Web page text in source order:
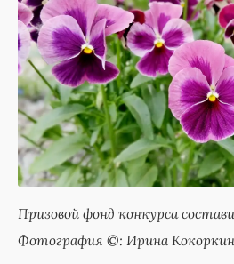
Призовой фонд конкурса
Фотография ©: Ирина